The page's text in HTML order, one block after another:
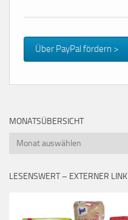
Über PayPal fördern >
MONATSÜBERSICHT
Monatsübersicht
LESENSWERT – EXTERNER LINK